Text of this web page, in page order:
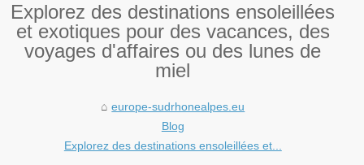
Explorez des destinations ensoleillées
et exotiques pour des vacances, des
voyages d'affaires ou des lunes de
miel
europe-sudrhonealpes.eu
Blog
Explorez des destinations ensoleillées et...